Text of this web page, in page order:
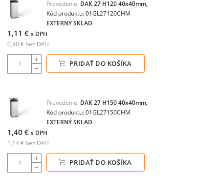
Prevedenie: DAK 27 H120 40x40mm,
Kód produktu: 01GL27120CHM
EXTERNÝ SKLAD
1,11 € s DPH
0,90 € bez DPH
PRIDAŤ DO KOŠÍKA
Prevedenie: DAK 27 H150 40x40mm,
Kód produktu: 01GL27150CHM
EXTERNÝ SKLAD
1,40 € s DPH
1,14 € bez DPH
PRIDAŤ DO KOŠÍKA